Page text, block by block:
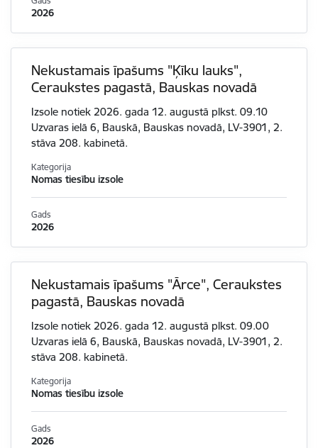
2026
Nekustamais īpašums "Ķīku lauks",
Ceraukstes pagastā, Bauskas novadā
Izsole notiek 2026. gada 12. augustā plkst. 09.10
Uzvaras ielā 6, Bauskā, Bauskas novadā, LV-3901, 2.
stāva 208. kabinetā.
Kategorija
Nomas tiesību izsole
Gads
2026
Nekustamais īpašums "Ārce", Ceraukstes
pagastā, Bauskas novadā
Izsole notiek 2026. gada 12. augustā plkst. 09.00
Uzvaras ielā 6, Bauskā, Bauskas novadā, LV-3901, 2.
stāva 208. kabinetā.
Kategorija
Nomas tiesību izsole
Gads
2026